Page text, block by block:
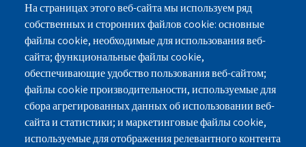
Дома престарелых в Рамат Ашарон
Дома престарелых в Од а-Шарон
Дома престарелых в Петах-Тикве
Дома престарелых в Раанане
Дома престарелых в Хадере
На страницах этого веб-сайта мы используем ряд
собственных и сторонних файлов cookie: основные
файлы cookie, необходимые для использования веб-
сайта; функциональные файлы cookie,
обеспечивающие удобство пользования веб-сайтом;
файлы cookie производительности, используемые для
сбора агрегированных данных об использовании веб-
сайта и статистики; и маркетинговые файлы cookie,
используемые для отображения релевантного контента